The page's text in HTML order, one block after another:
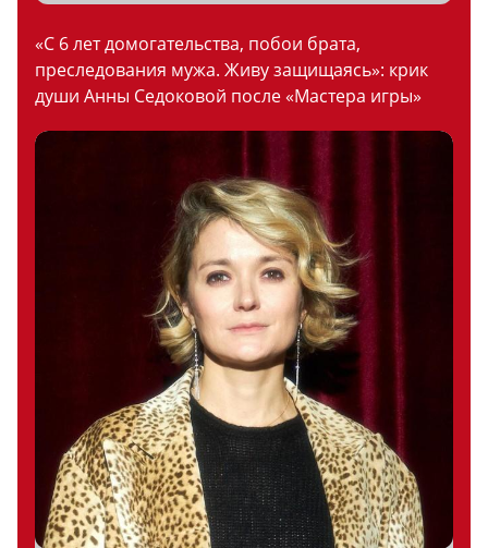
«С 6 лет домогательства, побои брата,
преследования мужа. Живу защищаясь»: крик
души Анны Седоковой после «Мастера игры»